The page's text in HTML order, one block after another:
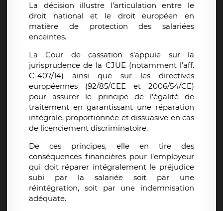
La décision illustre l’articulation entre le
droit national et le droit européen en
matière de protection des salariées
enceintes.
La Cour de cassation s’appuie sur la
jurisprudence de la CJUE (notamment l’aff.
C-407/14) ainsi que sur les directives
européennes (92/85/CEE et 2006/54/CE)
pour assurer le principe de l’égalité de
traitement en garantissant une réparation
intégrale, proportionnée et dissuasive en cas
de licenciement discriminatoire.
De ces principes, elle en tire des
conséquences financières pour l’employeur
qui doit réparer intégralement le préjudice
subi par la salariée soit par une
réintégration, soit par une indemnisation
adéquate.